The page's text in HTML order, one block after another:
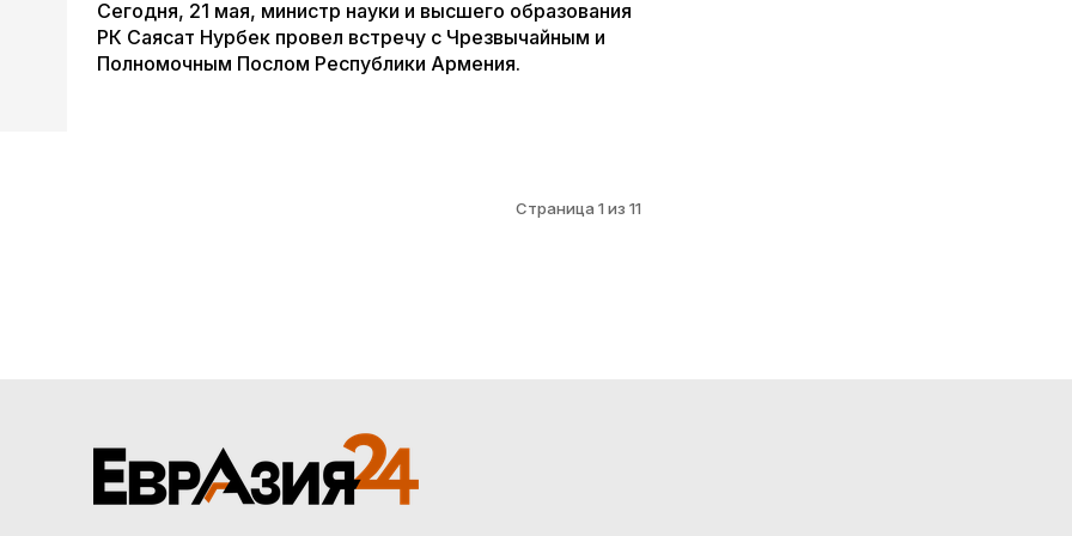
Сегодня, 21 мая, министр науки и высшего образования
РК Саясат Нурбек провел встречу с Чрезвычайным и
Полномочным Послом Республики Армения.
Страница 1 из 11